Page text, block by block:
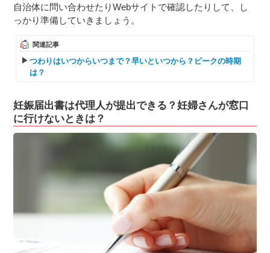
自治体に問い合わせたりWebサイトで確認したりして、し
っかり準備していきましょう。
関連記事
つわりはいつからいつまで？早いといつから？ピークの時期
は？
妊娠届出書は代理人が提出できる？妊婦さんが窓口
に行けないときは？